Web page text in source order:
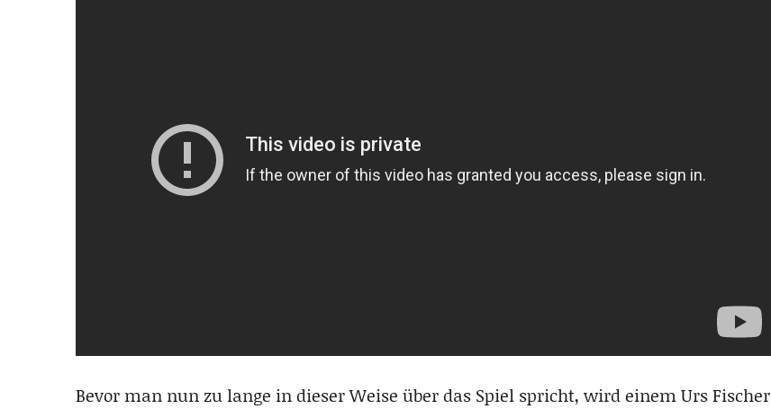
Bevor man nun zu lange in dieser Weise über das Spiel spricht, wird einem Urs Fischer